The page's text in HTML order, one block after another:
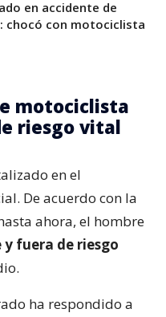
en accidente de
chocó con motociclista
motociclista
riesgo vital
en el
De acuerdo con la
ahora, el hombre
fuera de riesgo
ha respondido a